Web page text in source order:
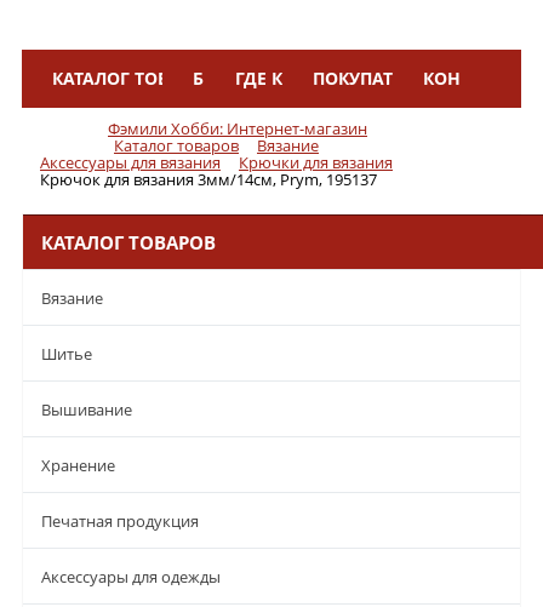
КАТАЛОГ ТОВАРОВБРЕНДЫГДЕ КУПИТЬПОКУПАТЕЛЯМКОНТАКТЫ
Фэмили Хобби: Интернет-магазин
Каталог товаров Вязание
Аксессуары для вязания Крючки для вязания
Крючок для вязания 3мм/14см, Prym, 195137
КАТАЛОГ ТОВАРОВ
Вязание
Шитье
Вышивание
Хранение
Печатная продукция
Аксессуары для одежды